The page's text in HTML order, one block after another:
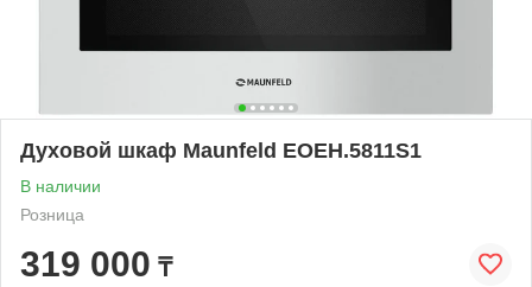
Духовой шкаф Maunfeld EOEH.5811S1
В наличии
Розница
319 000 ₸